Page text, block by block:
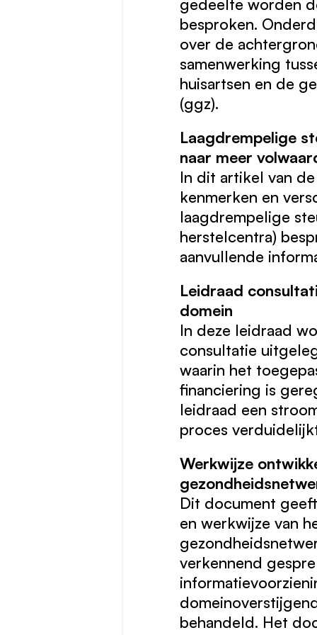
gedeelte worden
besproken.
over de
samenwerking
huisartsen en de
(ggz).
Laagdrempelige
naar meer
In dit artikel van
kenmerken en
laagdrempelige
herstelcentra)
aanvullende
Leidraad
domein
In deze leidraad
consultatie
waarin het
financiering is
leidraad een
proces
Werkwijze
Dit document
en werkwijze van
verkennend
behandeld. Het